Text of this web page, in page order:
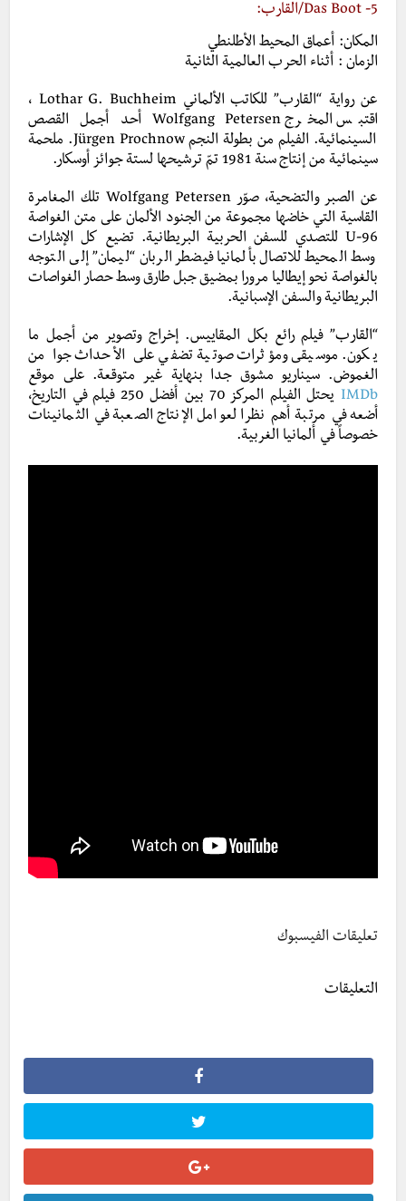
5-
Das Boot/القارب:
المكان: أعماق المحيط الأطلنطي
الزمان : أثناء الحرب العالمية الثانية
عن رواية “القارب” للكاتب الألماني Lothar G. Buchheim ،
اقتبس المخرج Wolfgang Petersen أحد أجمل القصص
السينمائية. الفيلم من بطولة النجم Jürgen Prochnow. ملحمة
سينمائية من إنتاج سنة 1981 تمّ ترشيحها لستة جوائز أوسكار.
عن الصبر والتضحية، صوّر Wolfgang Petersen تلك المغامرة
القاسية التي خاضها مجموعة من الجنود الألمان على متن الغواصة
U-96 للتصدي للسفن الحربية البريطانية. تضيع كل الإشارات
وسط المحيط للاتصال بألمانيا فيضطر الربان “ليمان” إلى التوجه
بالغواصة نحو إيطاليا مرورا بمضيق جبل طارق وسط حصار الغواصات
البريطانية والسفن الإسبانية.
“القارب” فيلم رائع بكل المقاييس. إخراج وتصوير من أجمل ما
يكون. موسيقى ومؤثرات صوتية تضفي على الأحداث جوا من
الغموض. سيناريو مشوق جدا بنهاية غير متوقعة. على موقع
IMDb
يحتل الفيلم المركز 70 بين أفضل 250 فيلم في التاريخ،
أضعه في مرتبة أهم نظرا لعوامل الإنتاج الصعبة في الثمانينات
خصوصاً في ألمانيا الغربية.
تعليقات الفيسبوك
التعليقات